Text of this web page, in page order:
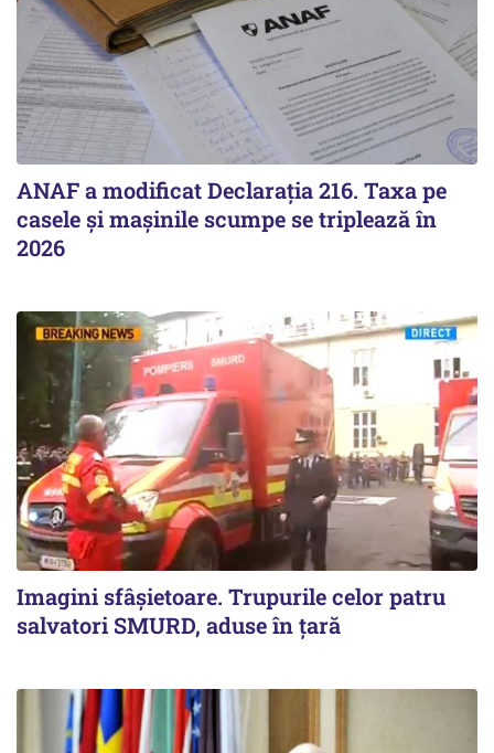
ANAF a modificat Declarația 216. Taxa pe
casele și mașinile scumpe se triplează în
2026
Imagini sfâșietoare. Trupurile celor patru
salvatori SMURD, aduse în țară